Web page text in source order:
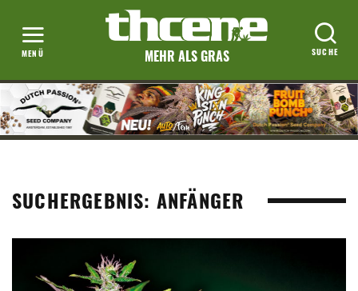
MEHR ALS GRAS
SUCHERGEBNIS: ANFÄNGER